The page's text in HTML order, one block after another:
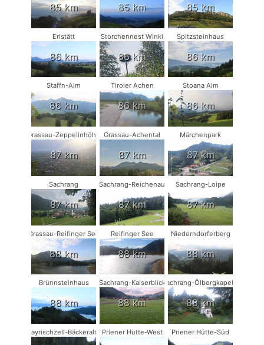
85 km 85 km 85 km
Erlstätt
86 km
Storchennest Winkl
86 km
Spitzsteinhaus
86 km
Staffn-Alm
86 km
Tiroler Achen
86 km
Stoana Alm
86 km
Grassau-Zeppelinhöhe
87 km
Grassau-Achental
87 km
Märchenpark
87 km
Sachrang
87 km
Sachrang-Reichenau
87 km
Sachrang-Loipe
87 km
Grassau-Reifinger See
88 km
Reifinger See
88 km
Niederndorferberg
88 km
Brünnsteinhaus
88 km
Sachrang-Kaiserblick
88 km
Sachrang-Ölbergkapelle
88 km
Bayrischzell-Bäckeralm Priener Hütte-West Priener Hütte-Süd